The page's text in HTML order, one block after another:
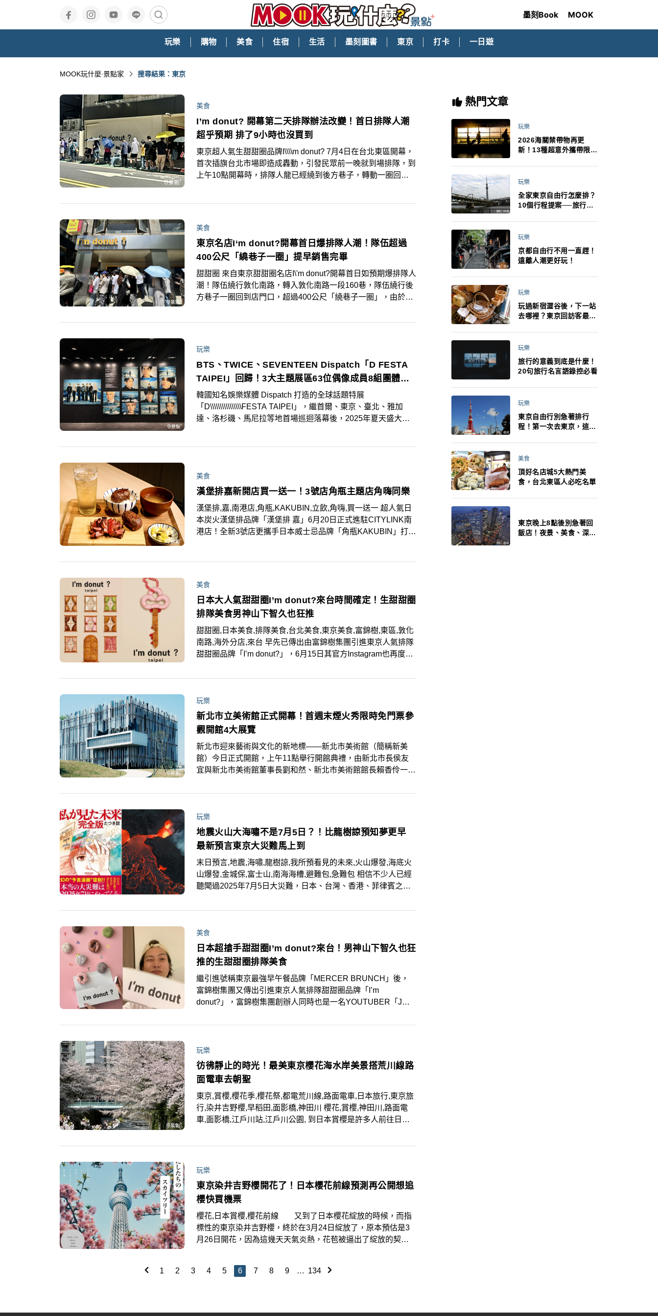
墨刻Book MOOK
玩樂 購物 美食 住宿 生活 墨刻圖書 東京 打卡 一日遊
MOOK玩什麼‧景點家 搜尋結果：東京
美食
I’m donut? 開幕第二天排隊辦法改變！首日排隊人潮
超乎預期 排了9小時也沒買到
東京超人氣生甜甜圈品牌I\\\\m donut? 7月4日在台北東區開幕，
首次插旗台北市場即造成轟動，引發民眾前一晚就到場排隊，到
上午10點開幕時，排隊人龍已經繞到後方巷子，轉動一圈回到
美食
東京名店I‘m donut?開幕首日爆排隊人潮！隊伍超過
400公尺「繞巷子一圈」提早銷售完畢
甜甜圈 來自東京甜甜圈名店I\'m donut?開幕首日如預期爆排隊人
潮！隊伍繞行敦化南路，轉入敦化南路一段160巷，隊伍繞行後
方巷子一圈回到店門口，超過400公尺「繞巷子一圈」，由於排
玩樂
BTS、TWICE、SEVENTEEN Dispatch「D FESTA
TAIPEI」回歸！3大主題展區63位偶像成員8組團體粉
絲暑期必朝聖
韓國知名娛樂媒體 Dispatch 打造的全球話題特展
「D\\\\\\\\\\\\\\\\FESTA TAIPEI」，繼首爾、東京、臺北、雅加
達、洛杉磯、馬尼拉等地首場巡迴落幕後，2025年夏天盛大回
美食
漢堡排嘉新開店買一送一！3號店角瓶主題店角嗨同樂
漢堡排,嘉,南港店,角瓶,KAKUBIN,立飲,角嗨,買一送一 超人氣日
本炭火漢堡排品牌「漢堡排 嘉」6月20日正式進駐CITYLINK南
港店！全新3號店更攜手日本威士忌品牌「角瓶KAKUBIN」打造
美食
日本大人氣甜甜圈I’m donut?來台時間確定！生甜甜圈
排隊美食男神山下智久也狂推
甜甜圈,日本美食,排隊美食,台北美食,東京美食,富錦樹,東區,敦化
南路,海外分店,來台 早先已傳出由富錦樹集團引進東京人氣排隊
甜甜圈品牌「I’m donut?」，6月15日其官方Instagram也再度預
外分店則開在韓國首爾。
玩樂
新北市立美術館正式開幕！首週末煙火秀限時免門票參
觀開館4大展覽
新北市迎來藝術與文化的新地標——新北市美術館（簡稱新美
館）今日正式開館，上午11點舉行開館典禮，由新北市長侯友
宜與新北市美術館董事長劉和然、新北市美術館館長賴香伶一
本東京森美術館館長片岡真實（Mami KATAOKA）、新加坡國
獨立策展人侯瀚如（Hanru HOU）、洛杉磯當代藝術博物館首
席策展人克拉拉．金（Clara KIM）及荷蘭國家建築、設計與數
位文化博物館(Nieuwe Instituut)館長暨藝術總監陳伯康（Aric
CHEN）五位新美館國際顧問團（International Advisory
Committee）成員，參與新北市美術館B3多功能廳舉辦的開館典
禮，展現出新北市對於文化藝術推廣的高度重視。新北市長侯友
宜表示：「新美館坐落於人文薈萃、自然景觀豐富的鶯歌地區，
為一座具備國際視野與在地關懷的『全民美術館』。透過多元展
色，推動全民學習、藝術參與及社會連結。」
玩樂
地震火山大海嘯不是7月5日？！比龍樹諒預知夢更早
最新預言東京大災難馬上到
末日預言,地震,海嘯,龍樹諒,我所預看見的未來,火山爆發,海底火
山爆發,金城保,富士山,南海海槽,避難包,急難包 相信不少人已經
聽聞過2025年7月5日大災難，日本、台灣、香港、菲律賓之間
隨著時間逼近，各式預言更紛紛出籠，其中迫在眼前的便是日本
美食
日本超搶手甜甜圈I’m donut?來台！男神山下智久也狂
推的生甜甜圈排隊美食
繼引進號稱東京最強早午餐品牌「MERCER BRUNCH」後，
富錦樹集團又傳出引進東京人氣排隊甜甜圈品牌「I’m
donut?」，富錦樹集團創辦人同時也是一名YOUTUBER「J
「I’m donut?」。繼引進號稱東京最強早午餐品牌「MERCER
牌「I’m donut?」，富錦樹集團創辦人同時也是一名
YOUTUBER「J哥」吳羽傑，就在其Instagram上拍Reels證實
公司確實要引進「I’m donut?」。
玩樂
彷彿靜止的時光！最美東京櫻花海水岸美景搭荒川線路
面電車去朝聖
東京,賞櫻,櫻花季,櫻花祭,都電荒川線,路面電車,日本旅行,東京旅
行,染井吉野櫻,早稻田,面影橋,神田川 櫻花,賞櫻,神田川,路面電
車,面影橋,江戶川站,江戶川公園, 到日本賞櫻是許多人前往日本
象；櫻花季東京各人氣賞櫻點充滿人潮，景編分享一個較少觀光
造訪幽靜、人少的櫻花景點，搭配路面電車延伸行程，十分愜意
浪漫！
玩樂
東京染井吉野櫻開花了！日本櫻花前線預測再公開想追
櫻快買機票
櫻花,日本賞櫻,櫻花前線 又到了日本櫻花綻放的時候，而指
標性的東京染井吉野櫻，終於在3月24日綻放了，原本預估是3
月26日開花，因為這幾天天氣炎熱，花苞被逼出了綻放的契
要另外參考天氣狀況與個別景點的櫻花品種，才不會白跑、落
1 2 3 4 5 6 7 8 9 … 134
熱門文章
玩樂
2026海關禁帶物再更
新！13種超意外攜帶限
最高還罰百萬！注意事項
玩樂
全家東京自由行怎麼排？
10個行程提案──旅行不
法！
玩樂
京都自由行不用一直趕！
遠離人潮更好玩！
玩樂
玩過新宿澀谷後，下一站
去哪裡？東京回訪客最推
玩樂
旅行的意義到底是什麼！
20句旅行名言語錄控必看
玩樂
東京自由行別急著排行
程！第一次去東京，這10
美食
頂好名店城5大熱門美
食，台北東區人必吃名單
東京晚上8點後別急著回
飯店！夜景、美食、深夜